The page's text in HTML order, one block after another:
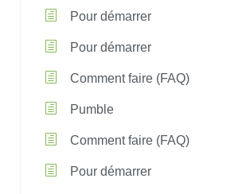
Pour démarrer
Pour démarrer
Comment faire (FAQ)
Pumble
Comment faire (FAQ)
Pour démarrer